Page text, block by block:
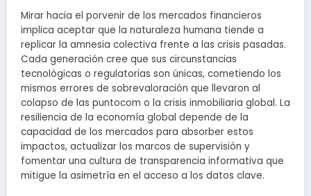
Mirar hacia el porvenir de los mercados financieros
implica aceptar que la naturaleza humana tiende a
replicar la amnesia colectiva frente a las crisis pasadas.
Cada generación cree que sus circunstancias
tecnológicas o regulatorias son únicas, cometiendo los
mismos errores de sobrevaloración que llevaron al
colapso de las puntocom o la crisis inmobiliaria global. La
resiliencia de la economía global depende de la
capacidad de los mercados para absorber estos
impactos, actualizar los marcos de supervisión y
fomentar una cultura de transparencia informativa que
mitigue la asimetría en el acceso a los datos clave.